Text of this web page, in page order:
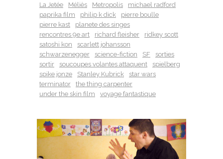
La Jetée
Méliès Metropolis
michael radford
paprika film
philip k dick
pierre boulle
pierre kast
planete des singes
rencontres 9e art
richard fleisher
ridkey scott
satoshi kon
scarlett johansson
schwarzenegger
science-fiction SF
sorties
sortir
soucoupes volantes attaquent
spielberg
spike jonze
Stanley Kubrick
star wars
terminator
the thing carpenter
under the skin film
voyage fantastique